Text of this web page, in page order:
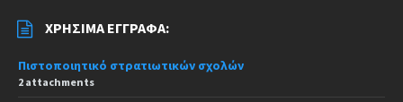
ΧΡΉΣΙΜΑ ΈΓΓΡΑΦΑ:
Πιστοποιητικό στρατιωτικών σχολών
2 attachments